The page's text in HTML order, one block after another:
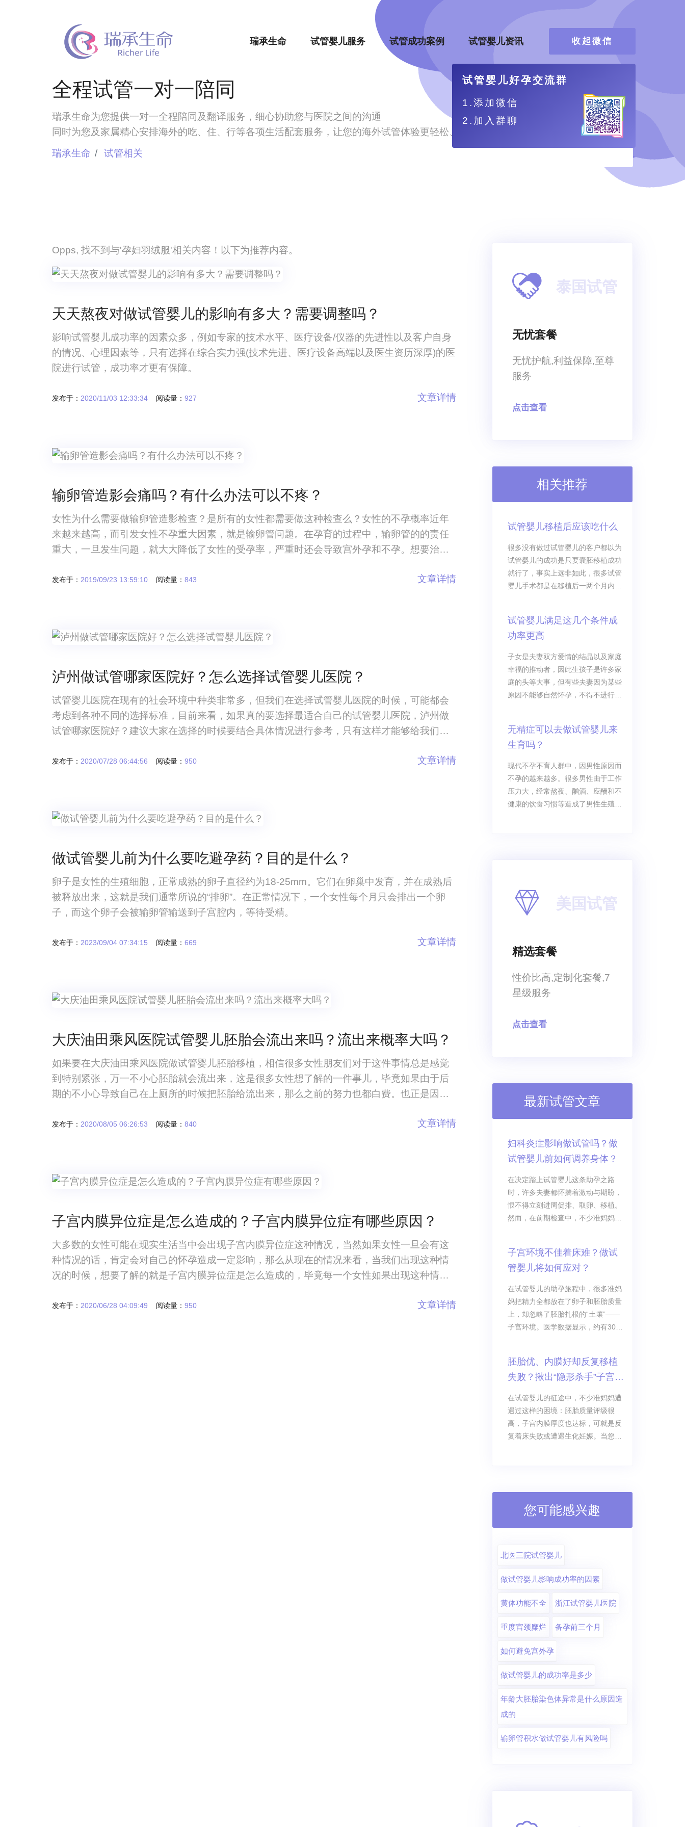
瑞承生命 试管婴儿服务 试管成功案例 试管婴儿资讯 收起微信
试管婴儿好孕交流群
1.添加微信
2.加入群聊
全程试管一对一陪同
瑞承生命为您提供一对一全程陪同及翻译服务，细心协助您与医院之间的沟通
同时为您及家属精心安排海外的吃、住、行等各项生活配套服务，让您的海外试管体验更轻松、更舒适。
瑞承生命
试管相关
Opps, 找不到与'孕妇羽绒服'相关内容！以下为推荐内容。
天天熬夜对做试管婴儿的影响有多大？需要调整吗？
影响试管婴儿成功率的因素众多，例如专家的技术水平、医疗设备/仪器的先进性以及客户自身
的情况、心理因素等，只有选择在综合实力强(技术先进、医疗设备高端以及医生资历深厚)的医
院进行试管，成功率才更有保障。
发布于： 2020/11/03 12:33:34 阅读量： 927 文章详情
输卵管造影会痛吗？有什么办法可以不疼？
女性为什么需要做输卵管造影检查？是所有的女性都需要做这种检查么？女性的不孕概率近年
来越来越高，而引发女性不孕重大因素，就是输卵管问题。在孕育的过程中，输卵管的的责任
重大，一旦发生问题，就大大降低了女性的受孕率，严重时还会导致宫外孕和不孕。想要治疗
完成。那么，输卵管造影会痛么？输卵管造影会痛吗？有什么办法可以不疼？女性
发布于： 2019/09/23 13:59:10 阅读量： 843 文章详情
泸州做试管哪家医院好？怎么选择试管婴儿医院？
试管婴儿医院在现有的社会环境中种类非常多，但我们在选择试管婴儿医院的时候，可能都会
考虑到各种不同的选择标准，目前来看，如果真的要选择最适合自己的试管婴儿医院，泸州做
试管哪家医院好？建议大家在选择的时候要结合具体情况进行参考，只有这样才能够给我们带
试管哪家医院好？怎么选择试管婴儿医院？试管婴儿医院在现有的社会环境中种类
发布于： 2020/07/28 06:44:56 阅读量： 950 文章详情
做试管婴儿前为什么要吃避孕药？目的是什么？
卵子是女性的生殖细胞，正常成熟的卵子直径约为18-25mm。它们在卵巢中发育，并在成熟后
被释放出来，这就是我们通常所说的“排卵”。在正常情况下，一个女性每个月只会排出一个卵
子，而这个卵子会被输卵管输送到子宫腔内，等待受精。
发布于： 2023/09/04 07:34:15 阅读量： 669 文章详情
大庆油田乘风医院试管婴儿胚胎会流出来吗？流出来概率大吗？
如果要在大庆油田乘风医院做试管婴儿胚胎移植，相信很多女性朋友们对于这件事情总是感觉
到特别紧张，万一不小心胚胎就会流出来，这是很多女性想了解的一件事儿，毕竟如果由于后
期的不小心导致自己在上厕所的时候把胚胎给流出来，那么之前的努力也都白费。也正是因为
运动，胚胎真的会流出来吗？大庆油田乘风医院试管婴儿胚胎会流出来吗？流出来
发布于： 2020/08/05 06:26:53 阅读量： 840 文章详情
子宫内膜异位症是怎么造成的？子宫内膜异位症有哪些原因？
大多数的女性可能在现实生活当中会出现子宫内膜异位症这种情况，当然如果女性一旦会有这
种情况的话，肯定会对自己的怀孕造成一定影响，那么从现在的情况来看，当我们出现这种情
况的时候，想要了解的就是子宫内膜异位症是怎么造成的，毕竟每一个女性如果出现这种情况
宫内膜异位症是怎么造成的？子宫内膜异位症有哪些原因？大多数的女性可能在现
发布于： 2020/06/28 04:09:49 阅读量： 950 文章详情
泰国试管
无忧套餐
无忧护航,利益保障,至尊
服务
点击查看
相关推荐
试管婴儿移植后应该吃什么
很多没有做过试管婴儿的客户都以为
试管婴儿的成功是只要囊胚移植成功
就行了，事实上远非如此，很多试管
婴儿手术都是在移植后一两个月内滑
需要注意好安胎、保养。
试管婴儿满足这几个条件成
功率更高
子女是夫妻双方爱情的结晶以及家庭
幸福的推动者，因此生孩子是许多家
庭的头等大事，但有些夫妻因为某些
原因不能够自然怀孕，不得不进行试
无精症可以去做试管婴儿来
生育吗？
现代不孕不育人群中，因男性原因而
不孕的越来越多。很多男性由于工作
压力大，经常熬夜、酗酒、应酬和不
健康的饮食习惯等造成了男性生殖问
美国试管
精选套餐
性价比高,定制化套餐,7
星级服务
点击查看
最新试管文章
妇科炎症影响做试管吗？做
试管婴儿前如何调养身体？
在决定踏上试管婴儿这条助孕之路
时，许多夫妻都怀揣着激动与期盼，
恨不得立刻进周促排、取卵、移植。
然而，在前期检查中，不少准妈妈被
鼓：妇科炎症影响做试管吗？是不是
要推迟计划？
子宫环境不佳着床难？做试
管婴儿将如何应对？
在试管婴儿的助孕旅程中，很多准妈
妈把精力全都放在了卵子和胚胎质量
上，却忽略了胚胎扎根的“土壤”——
子宫环境。医学数据显示，约有30%
子”，子宫就是孕育生命的“土壤”，再
好的种子落在贫瘠、异常的土壤里，
胚胎优、内膜好却反复移植
失败？揪出“隐形杀手”子宫动
脉血流不畅，试管如何破
局！
在试管婴儿的征途中，不少准妈妈遭
遇过这样的困境：胚胎质量评级很
高，子宫内膜厚度也达标，可就是反
复着床失败或遭遇生化妊娠。当您筛
您可能感兴趣
北医三院试管婴儿
做试管婴儿影响成功率的因素
黄体功能不全 浙江试管婴儿医院
重度宫颈糜烂 备孕前三个月
如何避免宫外孕
做试管婴儿的成功率是多少
年龄大胚胎染色体异常是什么原因造
成的
输卵管积水做试管婴儿有风险吗